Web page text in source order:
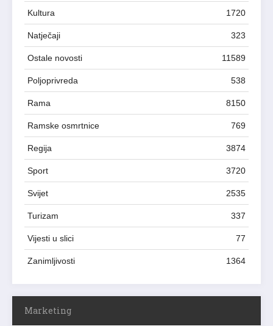
Kultura 1720
Natječaji 323
Ostale novosti 11589
Poljoprivreda 538
Rama 8150
Ramske osmrtnice 769
Regija 3874
Sport 3720
Svijet 2535
Turizam 337
Vijesti u slici 77
Zanimljivosti 1364
Marketing